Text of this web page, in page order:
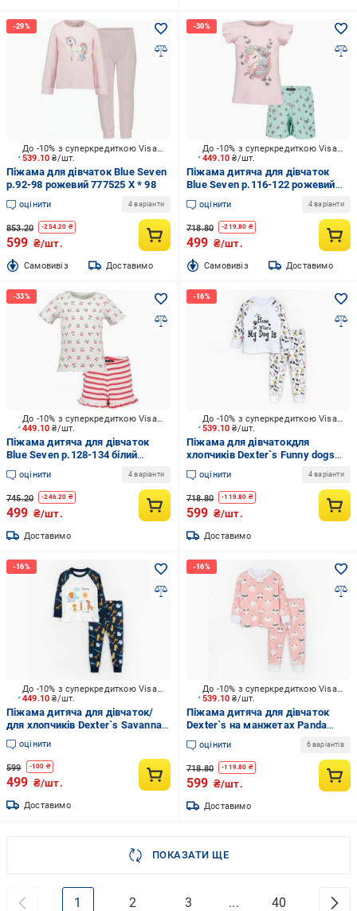
539.10₴/шт.
До -10% з суперкредиткою Visa Вигода
Піжама для дівчаток Blue Seven
р.92-98 рожевий 777525 X * 98
оцінити 4 варіанти
853.20 -254.20 ₴
599 ₴/шт.
Cамовивіз Доставимо
449.10₴/шт.
До -10% з суперкредиткою Visa Вигода
Піжама дитяча для дівчаток
Blue Seven р.116-122 рожевий
727517 * 98
оцінити 4 варіанти
718.80 -219.80 ₴
499 ₴/шт.
Cамовивіз Доставимо
449.10₴/шт.
До -10% з суперкредиткою Visa Вигода
Піжама дитяча для дівчаток
Blue Seven р.128-134 білий
727519 * 98
оцінити 4 варіанти
745.20 -246.20 ₴
499 ₴/шт.
Доставимо
539.10₴/шт.
До -10% з суперкредиткою Visa Вигода
Піжама для дівчатокдля
хлопчиків Dexter`s Funny dogs
р.134 білий 935212
оцінити 4 варіанти
718.80 -119.80 ₴
599 ₴/шт.
Доставимо
449.10₴/шт.
До -10% з суперкредиткою Visa Вигода
Піжама дитяча для дівчаток/
для хлопчиків Dexter`s Savanna
р.134 935263
оцінити
599 -100 ₴
499 ₴/шт.
Доставимо
539.10₴/шт.
До -10% з суперкредиткою Visa Вигода
Піжама дитяча для дівчаток
Dexter`s на манжетах Panda
р.146 рожевий 935171
оцінити 6 варіантів
718.80 -119.80 ₴
599 ₴/шт.
Доставимо
ПОКАЗАТИ ЩЕ
1 2 3 ... 40